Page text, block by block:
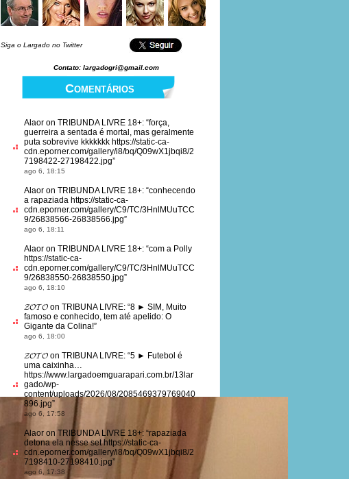
Siga o Largado no Twitter
Contato: largadogri@gmail.com
Comentários
Alaor on TRIBUNDA LIVRE 18+: “força,
guerreira a sentada é mortal, mas geralmente
puta sobrevive kkkkkkk https://static-ca-
cdn.eporner.com/gallery/i8/bq/Q09wX1jbqi8/2
7198422-27198422.jpg”
ago 6, 18:15
Alaor on TRIBUNDA LIVRE 18+: “conhecendo
a rapaziada https://static-ca-
cdn.eporner.com/gallery/C9/TC/3HnlMUuTCC
9/26838566-26838566.jpg”
ago 6, 18:11
Alaor on TRIBUNDA LIVRE 18+: “com a Polly
https://static-ca-
cdn.eporner.com/gallery/C9/TC/3HnlMUuTCC
9/26838550-26838550.jpg”
ago 6, 18:10
𝓩𝓞𝓣𝓞 on TRIBUNA LIVRE: “8 ► SIM, Muito
famoso e conhecido, tem até apelido: O
Gigante da Colina!”
ago 6, 18:00
𝓩𝓞𝓣𝓞 on TRIBUNA LIVRE: “5 ► Futebol é
uma caixinha…
https://www.largadoemguarapari.com.br/13lar
gado/wp-
content/uploads/2026/08/2085469379769040
896.jpg”
ago 6, 17:58
Alaor on TRIBUNDA LIVRE 18+: “rapaziada
detona ela nesse set https://static-ca-
cdn.eporner.com/gallery/i8/bq/Q09wX1jbqi8/2
7198410-27198410.jpg”
ago 6, 17:38